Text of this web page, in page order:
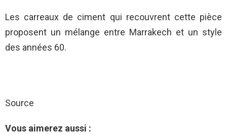
Les carreaux de ciment qui recouvrent cette pièce
proposent un mélange entre Marrakech et un style
des années 60.
Source
Vous aimerez aussi :